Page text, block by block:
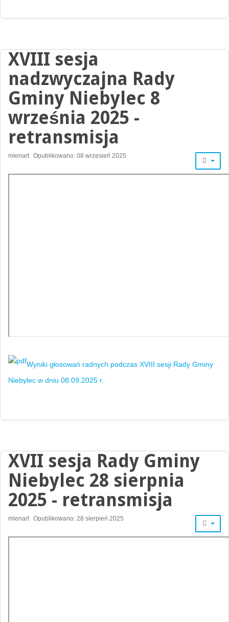
XVIII sesja
nadzwyczajna Rady
Gminy Niebylec 8
września 2025 -
retransmisja
mlenart Opublikowano: 08 wrzesień 2025
Wyniki głosowań radnych podczas XVIII sesji Rady Gminy
Niebylec w dniu 08.09.2025 r.
XVII sesja Rady Gminy
Niebylec 28 sierpnia
2025 - retransmisja
mlenart Opublikowano: 28 sierpień 2025